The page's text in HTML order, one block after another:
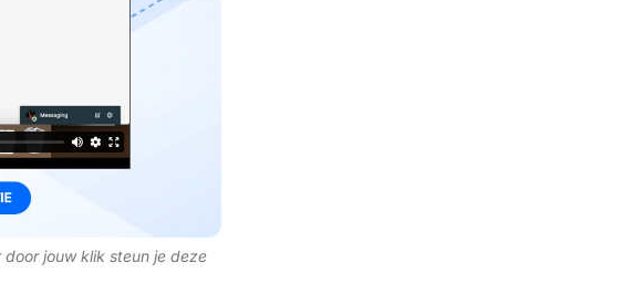
jouw klik steun je deze